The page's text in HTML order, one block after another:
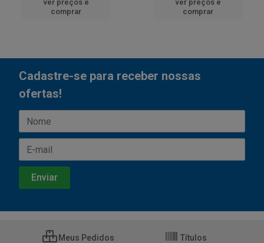
ver preços e
comprar
ver preços e
comprar
Cadastre-se para receber nossas
ofertas!
Meus Pedidos Títulos